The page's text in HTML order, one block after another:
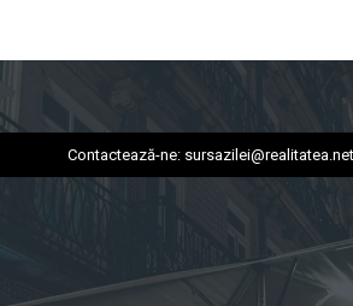
Contactează-ne: sursazilei@realitatea.net